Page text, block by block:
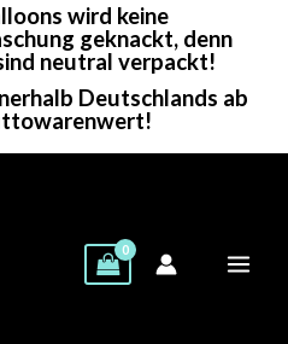
wird keine
geknackt, denn
neutral verpackt!
Deutschlands ab